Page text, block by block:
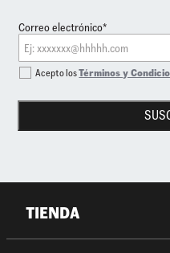
Correo electrónico*
Acepto losTérminos y
TIENDA